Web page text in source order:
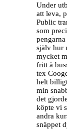
Under
att leva,
Public
som
själv hur
mycket
fritt å
tex
helt
min
det
köpte vi
andra
snäppet